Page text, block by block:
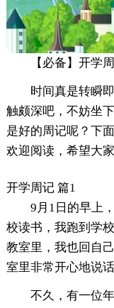
【必备】开学
时间真是转瞬
触颇深吧，不妨坐
是好的周记呢？下
欢迎阅读，希望大家
开学周记 篇1
9月1日的早上
校读书，我跑到学
教室里，我也回自
室里非常开心地说话
不久，有一位